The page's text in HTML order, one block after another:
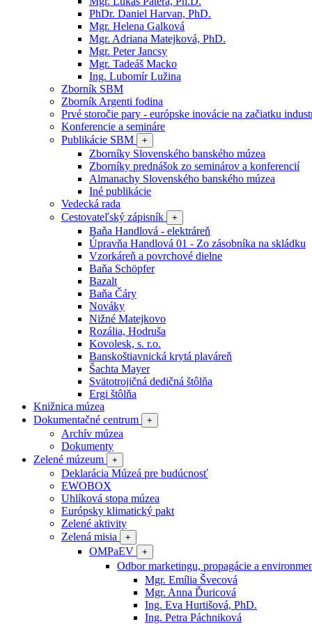
PhDr. Daniel Harvan, PhD.
Mgr. Helena Galková
Mgr. Adriana Matejková, PhD.
Mgr. Peter Jancsy
Mgr. Tadeáš Macko
Ing. Lubomír Lužina
Zborník SBM
Zborník Argenti fodina
Prvé storočie pary - európske inovácie na začiatku
Konferencie a semináre
Publikácie SBM
+
Zborníky Slovenského banského múzea
Zborníky prednášok zo seminárov a konferencií
Almanachy Slovenského banského múzea
Iné publikácie
Vedecká rada
Cestovateľský zápisník
+
Baňa Handlová - elektráreň
Úpravňa Handlová 01 - Zo zásobníka na skládku
Vzorkáreň a povrchové dielne
Baňa Schöpfer
Bazalt
Baňa Čáry
Nováky
Nižné Matejkovo
Rozália, Hodruša
Kovolesk, s. r.o.
Banskoštiavnická krytá plaváreň
Šachta Mayer
Svätotrojičná dedičná štôlňa
Ergi štôlňa
Knižnica múzea
Dokumentačné centrum
+
Archív múzea
Dokumenty
Zelené múzeum
+
Deklarácia Múzeá pre budúcnosť
EWOBOX
Uhlíková stopa múzea
Európsky klimatický pakt
Zelené aktivity
Zelená misia
+
OMPaEV +
Odbor marketingu, propagácie a
Mgr. Emília Švecová
Mgr. Anna Ďuricová
Ing. Eva Hurtišová, PhD.
Ing. Petra Páchniková